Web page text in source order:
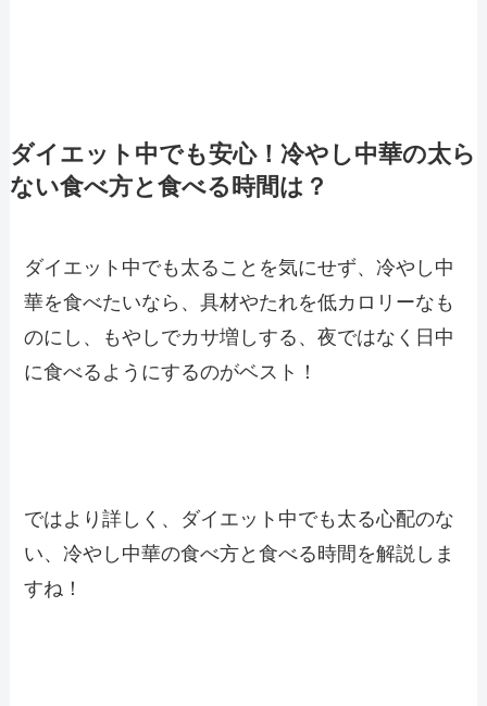
ダイエット中でも安心！冷やし中華の太ら
ない食べ方と食べる時間は？
ダイエット中でも太ることを気にせず、冷やし中
華を食べたいなら、具材やたれを低カロリーなも
のにし、もやしでカサ増しする、夜ではなく日中
に食べるようにするのがベスト！
ではより詳しく、ダイエット中でも太る心配のな
い、冷やし中華の食べ方と食べる時間を解説しま
すね！